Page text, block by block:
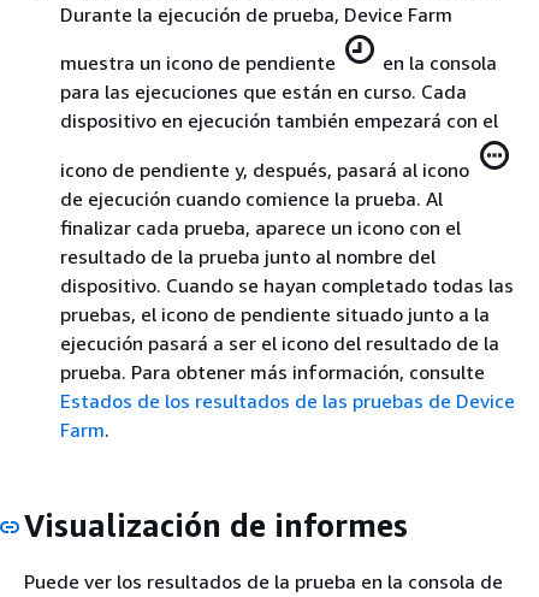
Durante la ejecución de prueba, Device Farm
muestra un icono de pendiente
en la consola
para las ejecuciones que están en curso. Cada
dispositivo en ejecución también empezará con el
icono de pendiente y, después, pasará al icono
de ejecución cuando comience la prueba. Al
finalizar cada prueba, aparece un icono con el
resultado de la prueba junto al nombre del
dispositivo. Cuando se hayan completado todas las
pruebas, el icono de pendiente situado junto a la
ejecución pasará a ser el icono del resultado de la
prueba. Para obtener más información, consulte
Estados de los resultados de las pruebas de Device
Farm.
Visualización de informes
Puede ver los resultados de la prueba en la consola de